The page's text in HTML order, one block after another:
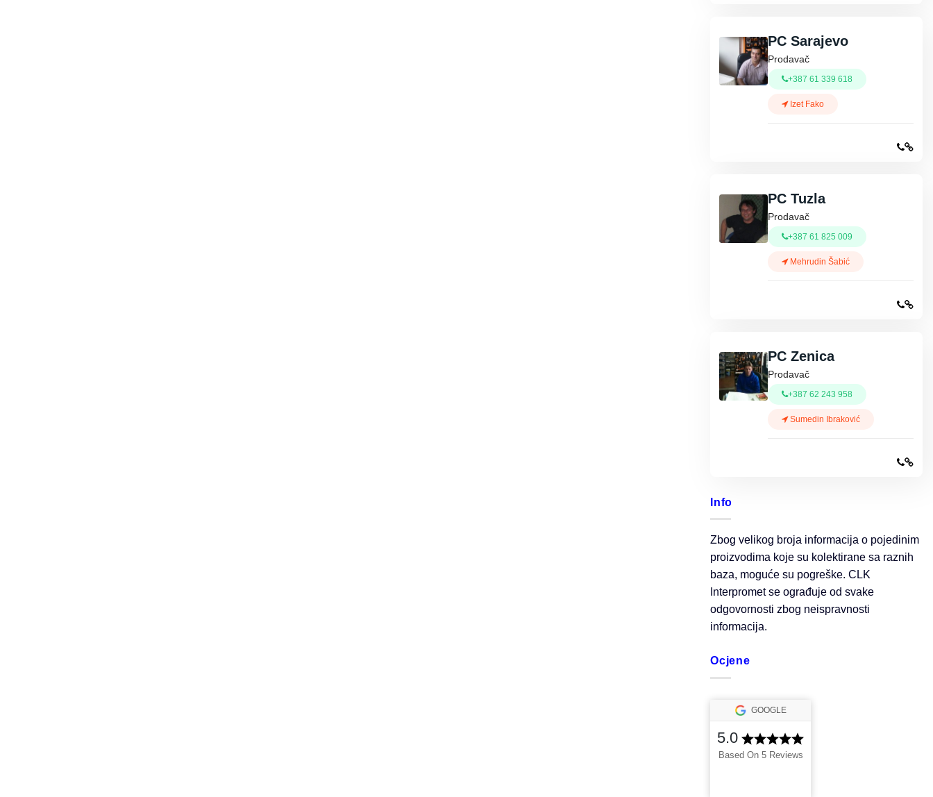
PC Sarajevo
Prodavač
+387 61 339 618
Izet Fako
PC Tuzla
Prodavač
+387 61 825 009
Mehrudin Šabić
PC Zenica
Prodavač
+387 62 243 958
Sumedin Ibraković
Info
Zbog velikog broja informacija o pojedinim
proizvodima koje su kolektirane sa raznih
baza, moguće su pogreške. CLK
Interpromet se ograđuje od svake
odgovornosti zbog neispravnosti
informacija.
Ocjene
GOOGLE
5.0
Based On 5 Reviews